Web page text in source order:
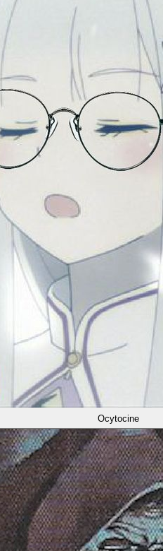
Ocytocine